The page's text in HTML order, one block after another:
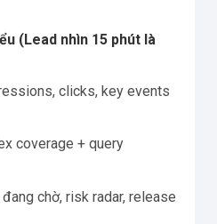
(Lead nhìn 15 phút là
clicks, key events
coverage + query
chờ, risk radar, release